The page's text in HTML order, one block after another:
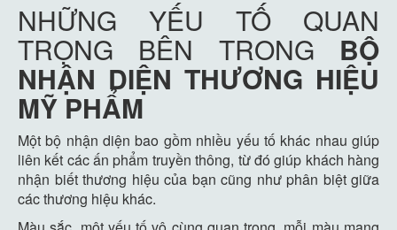
NHỮNG YẾU TỐ QUAN
TRỌNG BÊN TRONG BỘ
NHẬN DIỆN THƯƠNG HIỆU
MỸ PHẨM
Một bộ nhận diện bao gồm nhiều yếu tố khác nhau giúp
liên kết các ấn phẩm truyền thông, từ đó giúp khách hàng
nhận biết thương hiệu của bạn cũng như phân biệt giữa
các thương hiệu khác.